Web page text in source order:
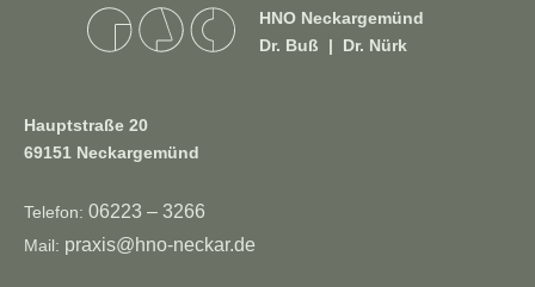
HNO Neckargemünd
Dr. Buß | Dr. Nürk
Hauptstraße 20
69151 Neckargemünd
Telefon: 06223 – 3266
Mail: praxis@hno-neckar.de